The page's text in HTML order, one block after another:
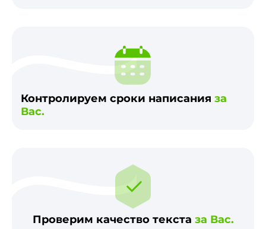
Контролируем сроки написания за
Вас.
Проверим качество текста за Вас.